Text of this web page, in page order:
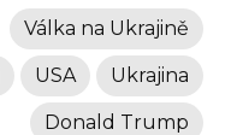
Válka na Ukrajině
Ukrajina
USA
Donald Trump